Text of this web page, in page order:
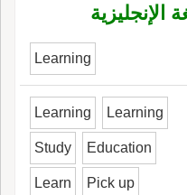
الإنجليزية
Learning
Learning Learning
Study Education
Learn Pick up